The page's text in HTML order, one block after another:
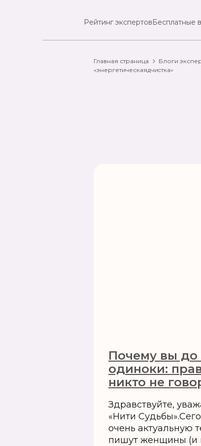
Рейтинг экспертовБесплатные
Главная страница Блоги
«энергетическаядчиcтка»
Почему вы до
одиноки:
никто не
Здравствуйте,
«Нити
очень актуальную
пишут женщины (и